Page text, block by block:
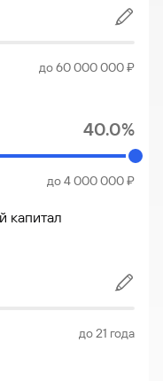
до 60 000 000 ₽
40.0%
до 4 000 000 ₽
капитал
до 21 года